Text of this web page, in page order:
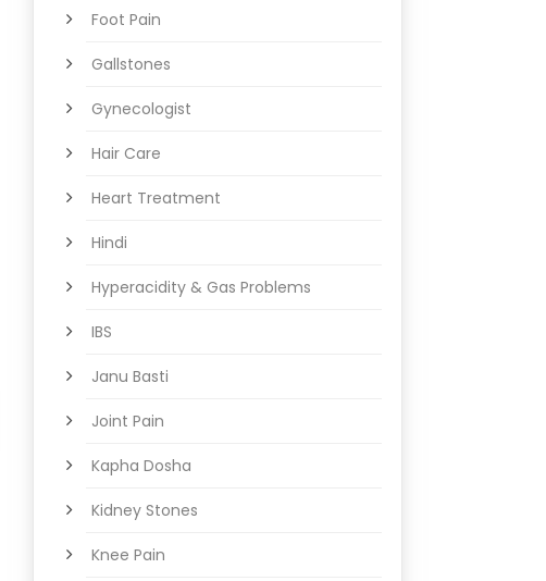
Foot Pain
Gallstones
Gynecologist
Hair Care
Heart Treatment
Hindi
Hyperacidity & Gas Problems
IBS
Janu Basti
Joint Pain
Kapha Dosha
Kidney Stones
Knee Pain